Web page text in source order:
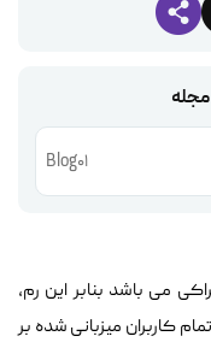
Blog01
می باشد بنابر این رم،
کاربران میزبانی شده بر